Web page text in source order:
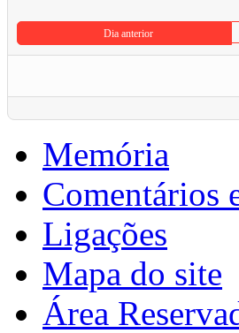
Dia anterior
Memória
Comentários
Ligações
Mapa do site
Área